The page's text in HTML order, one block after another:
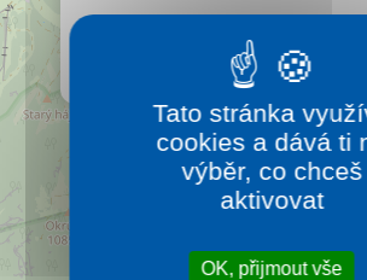
Kontakt
prostředí Jánské doliny nedaleko obce
Tato stránka
cookies a dává ti
výběr, co chceš
aktivovat
OK, přijmout vše